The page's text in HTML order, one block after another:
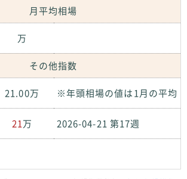
月平均相場
万
その他指数
21.00万 ※年頭相場の値は1月の平均
21万 2026-04-21 第17週